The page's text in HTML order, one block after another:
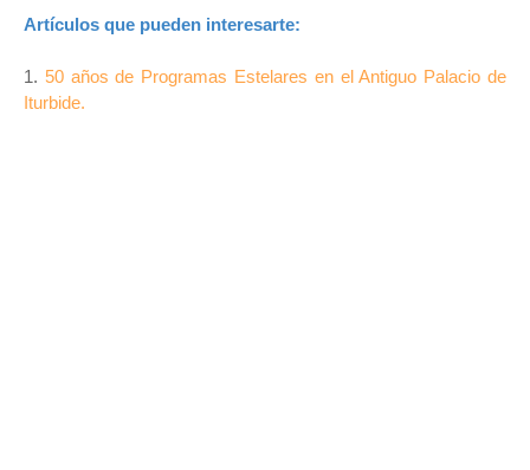
Artículos que pueden interesarte:
1. 50 años de Programas Estelares en el Antiguo Palacio de
Iturbide.